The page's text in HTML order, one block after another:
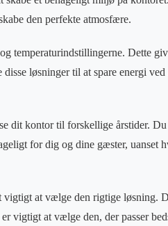
den perfekte atmosfære.
temperaturindstillingerne. Dette
løsninger til at spare energi ved
dit kontor til forskellige årstider.
for dig og dine gæster, uanset
at vælge den rigtige løsning.
vigtigt at vælge den, der passer